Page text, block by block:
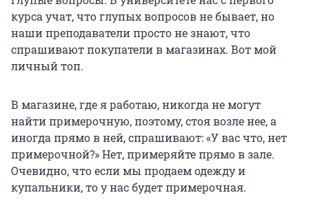
курса учат, что глупых вопросов не бывает, но
наши преподаватели просто не знают, что
спрашивают покупатели в магазинах. Вот мой
личный топ.
В магазине, где я работаю, никогда не могут
найти примерочную, поэтому, стоя возле нее, а
иногда прямо в ней, спрашивают: «У вас что, нет
примерочной?» Нет, примеряйте прямо в зале.
Очевидно, что если мы продаем одежду и
купальники, то у нас будет примерочная.